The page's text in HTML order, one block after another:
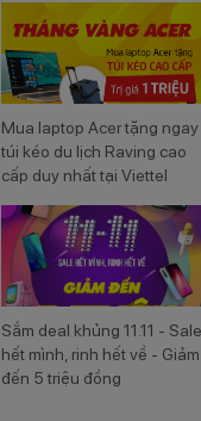
Mua laptop Acer tặng ngay
túi kéo du lịch Raving cao
cấp duy nhất tại Viettel
Sắm deal khủng 11.11 - Sale
hết mình, rinh hết về - Giảm
đến 5 triệu đồng